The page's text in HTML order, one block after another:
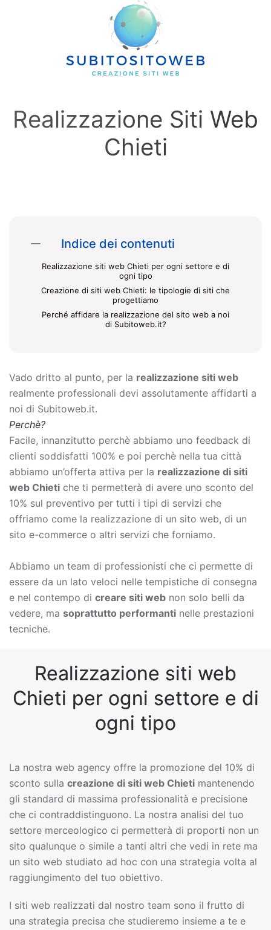
Skip to main content
Realizzazione Siti Web
Chieti
Indice dei contenuti
Realizzazione siti web Chieti per ogni settore e di
ogni tipo
Creazione di siti web Chieti: le tipologie di siti che
progettiamo
Perché affidare la realizzazione del sito web a noi
di Subitoweb.it?
Vado dritto al punto, per la realizzazione siti web
realmente professionali devi assolutamente affidarti a
noi di Subitoweb.it.
Perchè?
Facile, innanzitutto perchè abbiamo uno feedback di
clienti soddisfatti 100% e poi perchè nella tua città
abbiamo un’offerta attiva per la realizzazione di siti
web Chieti che ti permetterà di avere uno sconto del
10% sul preventivo per tutti i tipi di servizi che
offriamo come la realizzazione di un sito web, di un
sito e-commerce o altri servizi che forniamo.
Abbiamo un team di professionisti che ci permette di
essere da un lato veloci nelle tempistiche di consegna
e nel contempo di creare siti web non solo belli da
vedere, ma soprattutto performanti nelle prestazioni
tecniche.
Realizzazione siti web
Chieti per ogni settore e di
ogni tipo
La nostra web agency offre la promozione del 10% di
sconto sulla creazione di siti web Chieti mantenendo
gli standard di massima professionalità e precisione
che ci contraddistinguono. La nostra analisi del tuo
settore merceologico ci permetterà di proporti non un
sito qualunque o simile a tanti altri che vedi in rete ma
un sito web studiato ad hoc con una strategia volta al
raggiungimento del tuo obiettivo.
I siti web realizzati dal nostro team sono il frutto di
una strategia precisa che studieremo insieme a te e